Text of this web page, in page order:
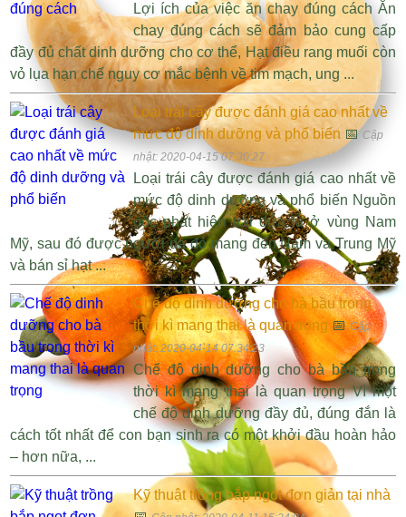
Lợi ích của việc ăn chay đúng cách Ăn
chay đúng cách sẽ đảm bảo cung cấp
đầy đủ chất dinh dưỡng cho cơ thể, Hạt điều rang muối còn
vỏ lụa hạn chế nguy cơ mắc bệnh về tim mạch, ung ...
Loại trái cây được đánh giá cao nhất về
mức độ dinh dưỡng và phổ biến 📅 Cập
nhật: 2020-04-15 07:30:27
Loại trái cây được đánh giá cao nhất về
mức độ dinh dưỡng và phổ biến Nguồn
gốc phát hiện trái dứa là ở vùng Nam
Mỹ, sau đó được người da đỏ mang đến Nam và Trung Mỹ
và bán sỉ hạt ...
Chế độ dinh dưỡng cho bà bầu trong
thời kì mang thai là quan trọng📅Cập
nhật: 2020-04-14 07:34:23
Chế độ dinh dưỡng cho bà bầu trong
thời kì mang thai là quan trọng Vì một
chế độ dinh dưỡng đầy đủ, đúng đắn là
cách tốt nhất để con bạn sinh ra có một khởi đầu hoàn hảo
– hơn nữa, ...
Kỹ thuật trồng bắp ngọt đơn giản tại nhà